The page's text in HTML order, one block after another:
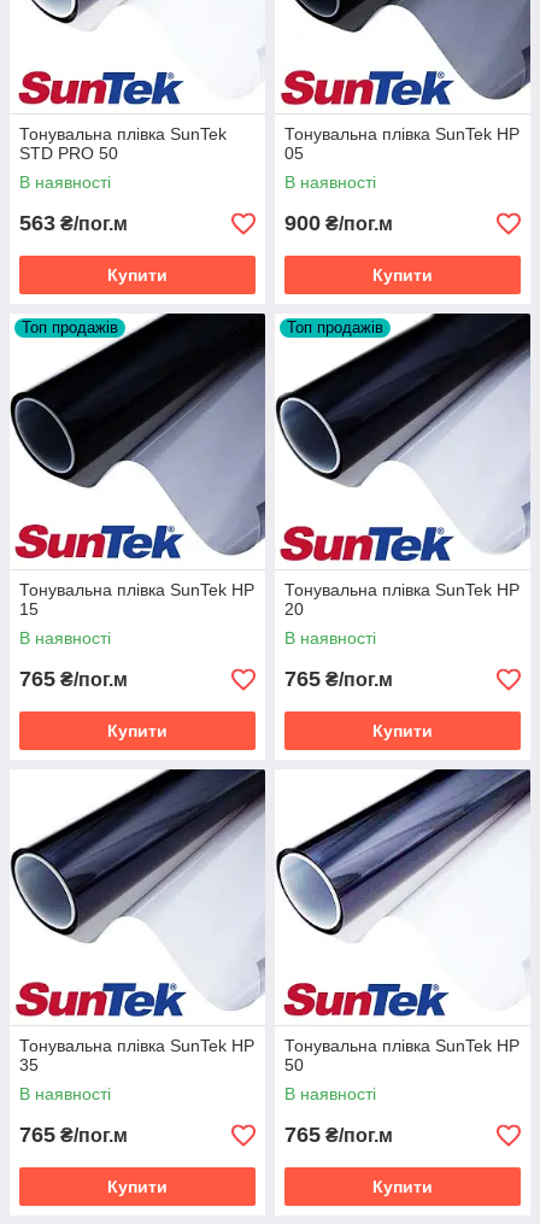
Тонувальна плівка SunTek
STD PRO 50
В наявності
563 ₴/пог.м
Купити
Тонувальна плівка SunTek HP
05
В наявності
900 ₴/пог.м
Купити
Топ продажів
Тонувальна плівка SunTek HP
15
В наявності
765 ₴/пог.м
Купити
Топ продажів
Тонувальна плівка SunTek HP
20
В наявності
765 ₴/пог.м
Купити
Тонувальна плівка SunTek HP
35
В наявності
765 ₴/пог.м
Купити
Тонувальна плівка SunTek HP
50
В наявності
765 ₴/пог.м
Купити